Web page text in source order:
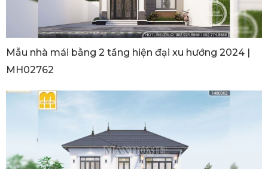
Mẫu nhà mái bằng 2 tầng hiện đại xu hướng 2024 |
MH02762